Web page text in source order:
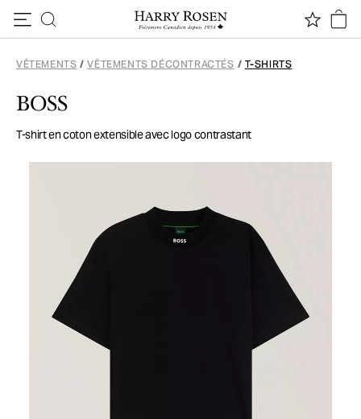
VÊTEMENTS / VÊTEMENTS DÉCONTRACTÉS / T-SHIRTS
BOSS
T-shirt en coton extensible avec logo contrastant